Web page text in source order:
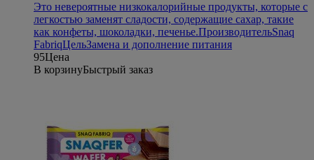
Это невероятные низкокалорийные продукты, которые с
легкостью заменят сладости, содержащие сахар, такие
как конфеты, шоколадки, печенье.ПроизводительSnaq
FabriqЦельЗамена и дополнение питания
95Цена
В корзинуБыстрый заказ